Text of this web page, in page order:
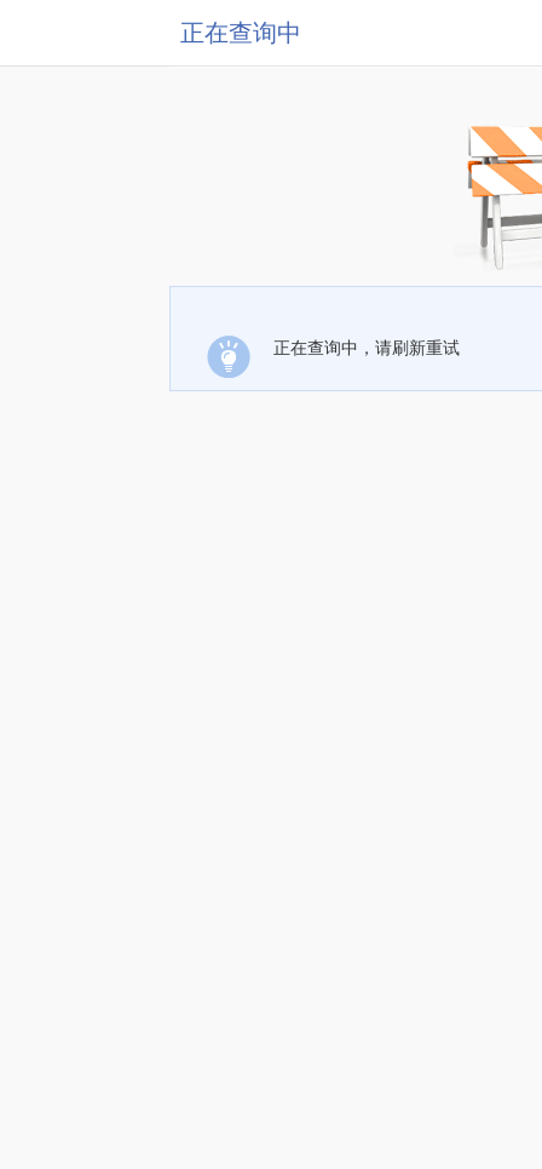
正在查询中
正在查询中，请刷新重试